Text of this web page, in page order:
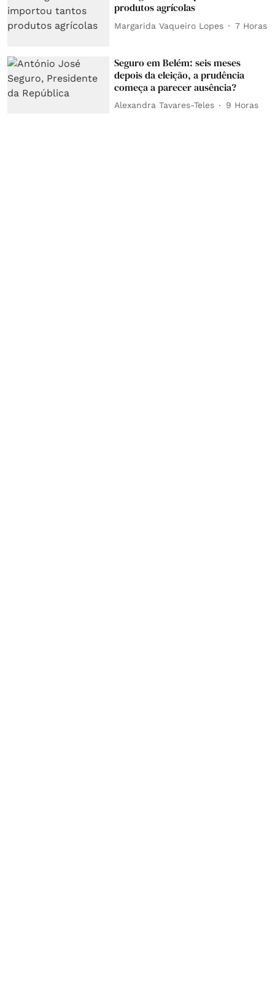
produtos agrícolas
Margarida Vaqueiro Lopes 7 Horas
Seguro em Belém: seis meses
depois da eleição, a prudência
começa a parecer ausência?
Alexandra Tavares-Teles 9 Horas